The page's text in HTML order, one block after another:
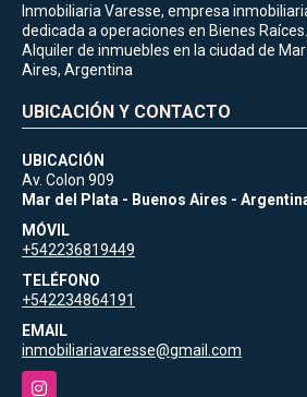
Inmobiliaria Varesse, empresa
dedicada a operaciones en Bienes
Alquiler de inmuebles en la ciudad de
Aires, Argentina
UBICACIÓN Y CONTACTO
UBICACIÓN
Av. Colon 909
Mar del Plata - Buenos Aires -
MÓVIL
+542236819449
TELÉFONO
+542234864191
EMAIL
inmobiliariavaresse@gmail.com
Instagram